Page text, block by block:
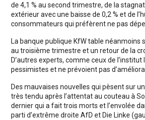
de 4,1 % au second trimestre, de la
extérieur avec une baisse de 0,2 % et de
consommateurs qui préfèrent ne pas
La banque publique KfW table néanmoins
au troisième trimestre et un retour de la
D’autres experts, comme ceux de l’institut
pessimistes et ne prévoient pas
Des mauvaises nouvelles qui pèsent sur
très tendu après l’attentat au couteau à
dernier qui a fait trois morts et l’envolée
parti d’extrême droite AfD et Die Linke